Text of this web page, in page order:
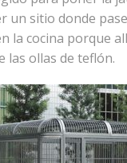
un sitio donde
la cocina porque
las ollas de teflón.